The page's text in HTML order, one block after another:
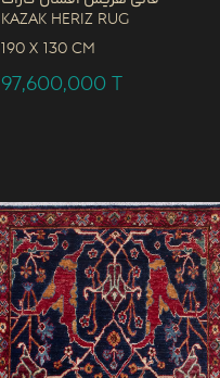
Kazak Heriz Rug
190 x 130 CM
97,600,000 T